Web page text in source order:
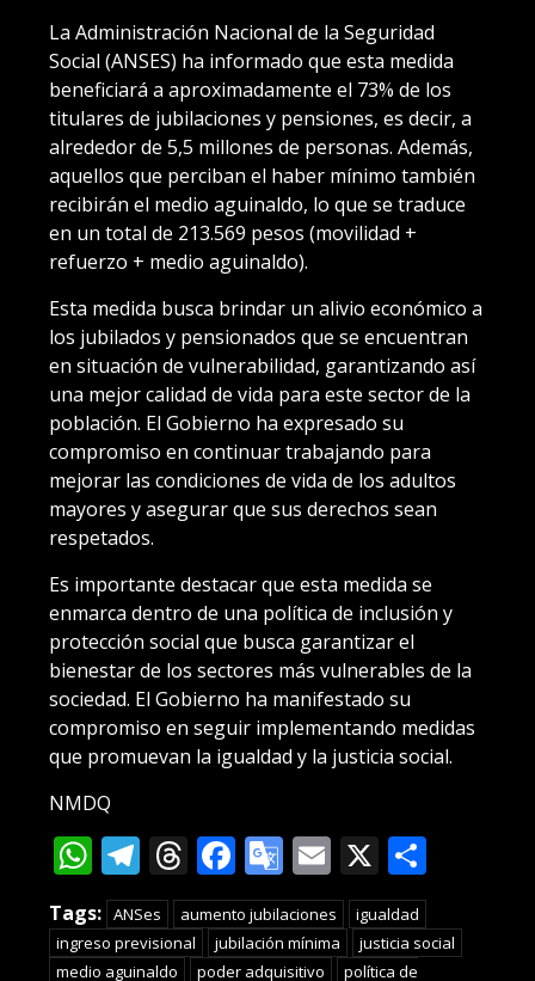
La Administración Nacional de la Seguridad
Social (ANSES) ha informado que esta medida
beneficiará a aproximadamente el 73% de los
titulares de jubilaciones y pensiones, es decir, a
alrededor de 5,5 millones de personas. Además,
aquellos que perciban el haber mínimo también
recibirán el medio aguinaldo, lo que se traduce
en un total de 213.569 pesos (movilidad +
refuerzo + medio aguinaldo).
Esta medida busca brindar un alivio económico a
los jubilados y pensionados que se encuentran
en situación de vulnerabilidad, garantizando así
una mejor calidad de vida para este sector de la
población. El Gobierno ha expresado su
compromiso en continuar trabajando para
mejorar las condiciones de vida de los adultos
mayores y asegurar que sus derechos sean
respetados.
Es importante destacar que esta medida se
enmarca dentro de una política de inclusión y
protección social que busca garantizar el
bienestar de los sectores más vulnerables de la
sociedad. El Gobierno ha manifestado su
compromiso en seguir implementando medidas
que promuevan la igualdad y la justicia social.
NMDQ
WhatsApp
Telegram
Threads
Facebook
Google
Translate
Email
X
Tags: ANSes aumento jubilaciones
igualdad
ingreso previsional
jubilación mínima
justicia social
medio aguinaldo
poder adquisitivo
política de